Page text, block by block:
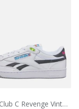
Reebok Club C Revenge Vintage 90'er Tennis Træningssko Hvid/Hvid/Sort